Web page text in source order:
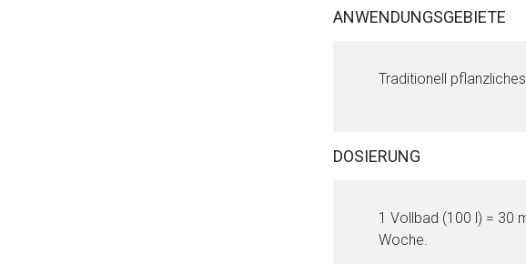
ANWENDUNGSGEBIETE
Traditionell
DOSIERUNG
1 Vollbad (100 l) = 30
Woche.